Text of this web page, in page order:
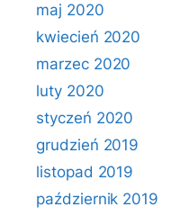
maj 2020
kwiecień 2020
marzec 2020
luty 2020
styczeń 2020
grudzień 2019
listopad 2019
październik 2019